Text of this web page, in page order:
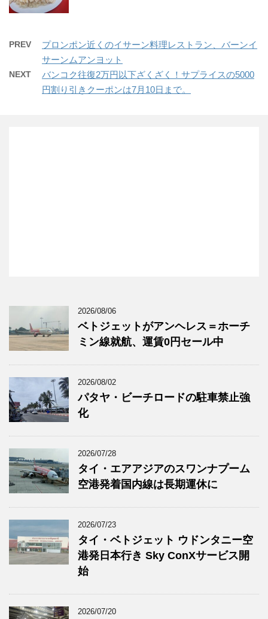
PREV
プロンポン近くのイサーン料理レストラン、バーンイ
サーンムアンヨット
NEXT
バンコク往復2万円以下ざくざく！サプライスの5000
円割り引きクーポンは7月10日まで。
2026/08/06
ベトジェットがアンヘレス＝ホーチ
ミン線就航、運賃0円セール中
2026/08/02
パタヤ・ビーチロードの駐車禁止強
化
2026/07/28
タイ・エアアジアのスワンナプーム
空港発着国内線は長期運休に
2026/07/23
タイ・ベトジェット ウドンタニー空
港発日本行き Sky ConXサービス開
始
2026/07/20